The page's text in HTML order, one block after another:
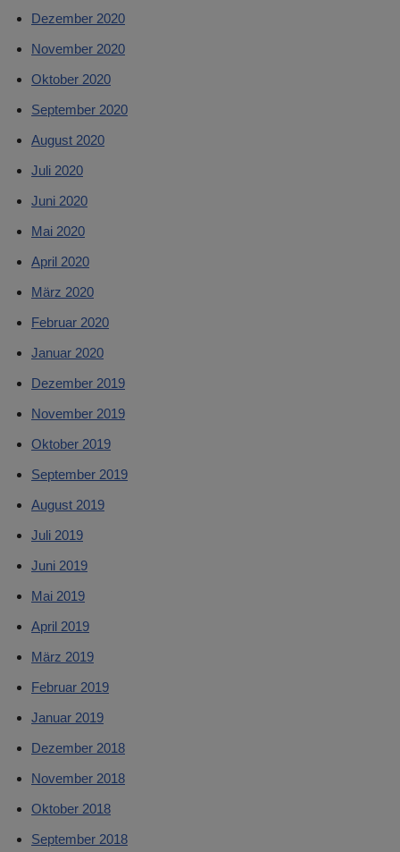
Dezember 2020
November 2020
Oktober 2020
September 2020
August 2020
Juli 2020
Juni 2020
Mai 2020
April 2020
März 2020
Februar 2020
Januar 2020
Dezember 2019
November 2019
Oktober 2019
September 2019
August 2019
Juli 2019
Juni 2019
Mai 2019
April 2019
März 2019
Februar 2019
Januar 2019
Dezember 2018
November 2018
Oktober 2018
September 2018